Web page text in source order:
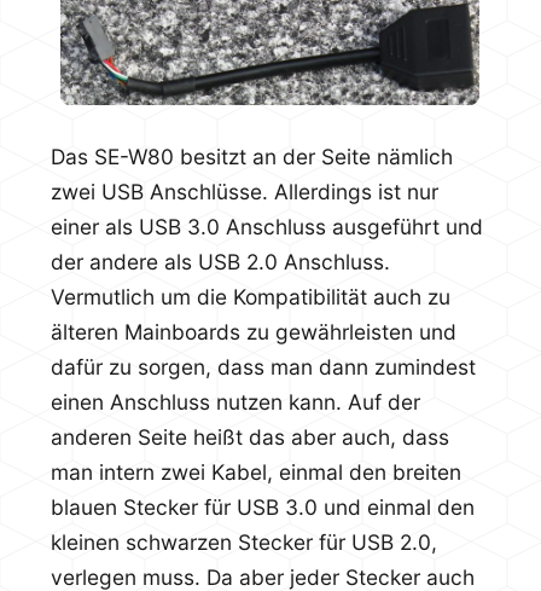
Das SE-W80 besitzt an der Seite nämlich
zwei USB Anschlüsse. Allerdings ist nur
einer als USB 3.0 Anschluss ausgeführt und
der andere als USB 2.0 Anschluss.
Vermutlich um die Kompatibilität auch zu
älteren Mainboards zu gewährleisten und
dafür zu sorgen, dass man dann zumindest
einen Anschluss nutzen kann. Auf der
anderen Seite heißt das aber auch, dass
man intern zwei Kabel, einmal den breiten
blauen Stecker für USB 3.0 und einmal den
kleinen schwarzen Stecker für USB 2.0,
verlegen muss. Da aber jeder Stecker auch